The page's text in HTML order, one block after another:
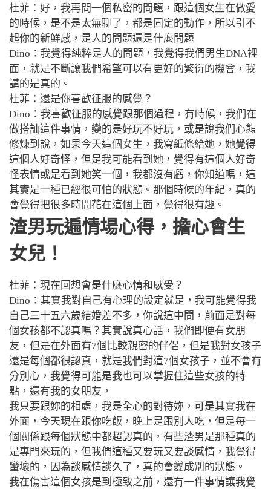
杜菲：好，我再問一個私密的問題，跟這個女生在做愛
的時候，是不是太無聊了，都是固定的動作，所以引不
起你的新鮮感，是人的問題還是什麼問題
Dino：我覺得純粹是人的問題，我覺得我們男生DNA裡
面，就是不斷讓我們希望可以有更好的繁衍的機會，我
講的是真的。
杜菲：還是你喜歡征服的感覺？
Dino：我喜歡征服的感覺跟那個過程，有時候，我們在
做搭訕這件事情，變的是好玩不好玩，或是說我們心態
修煉到說，如果今天這個女生，我寫紙條給她，她覺得
這個人好奇怪，但是我可能看到她，覺得有這個人好奇
怪表情或是看到她笑一個，我都沒有虧，你知道嗎，這
其實是一種已經很可怕的狀態。那個時候的年紀，真的
會覺得把很多時間花在這個上面，覺得很有趣。
渣男玩遍情場心得 ， 擔心會生
女兒！
杜菲：現在回想會是什麼心情和感受？
Dino：其實我對自己有心理的設定就是，我可能覺得我
自己三十五六歲結婚差不多，你說這中間，前面是對每
個女孩都不認真嗎？其實說真心話，我們即便有女朋
友，但是在外面有7個比較親密的伴侶，但是我對女孩子
還是每個都很認真，就是我們對這7個女孩子，並不會有
分別心，我覺得可能是我也可以掌握住這些女孩的特
點，還有我的女朋友，
我只要跟妳的相處，我是全心的對待妳，可是其實我在
外面，今天現在跟你吃飯，晚上是跟別人吃，但是每一
個關係跟每個狀態中都超認真的，有些渣男是那種真的
是專門來玩的，但我們這種又要玩又要談感情，我覺得
蠻壞的，因為談感情談久了，真的會變成別的狀態。
我在傷害這個女孩是到極致之前，還有一件事情讓我覺